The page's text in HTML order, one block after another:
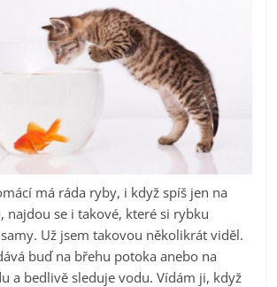
má ráda ryby, i když spíš jen na
najdou se i takové, které si rybku
Už jsem takovou několikrát viděl.
buď na břehu potoka anebo na
a bedlivě sleduje vodu. Vídám ji, když